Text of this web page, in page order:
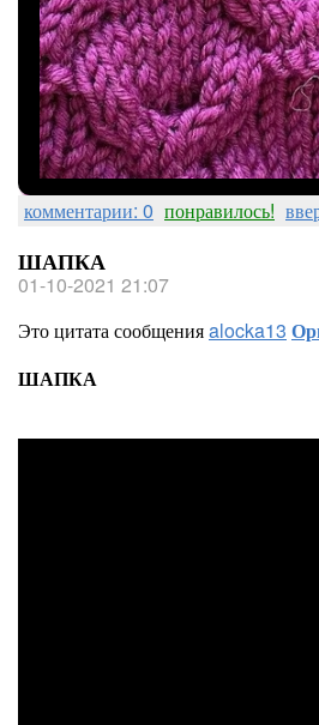
комментарии: 0 понравилось!
ШАПКА
01-10-2021 21:07
Это цитата сообщенияalocka13
ШАПКА